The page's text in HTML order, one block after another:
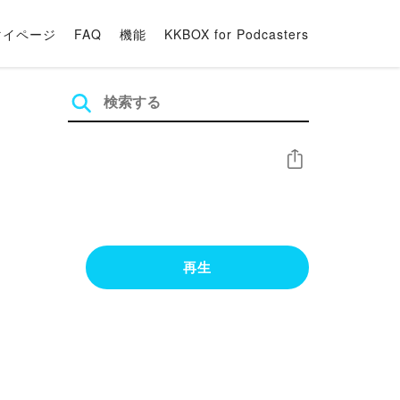
ページ FAQ 機能 KKBOX for Podcasters
シェア
再生